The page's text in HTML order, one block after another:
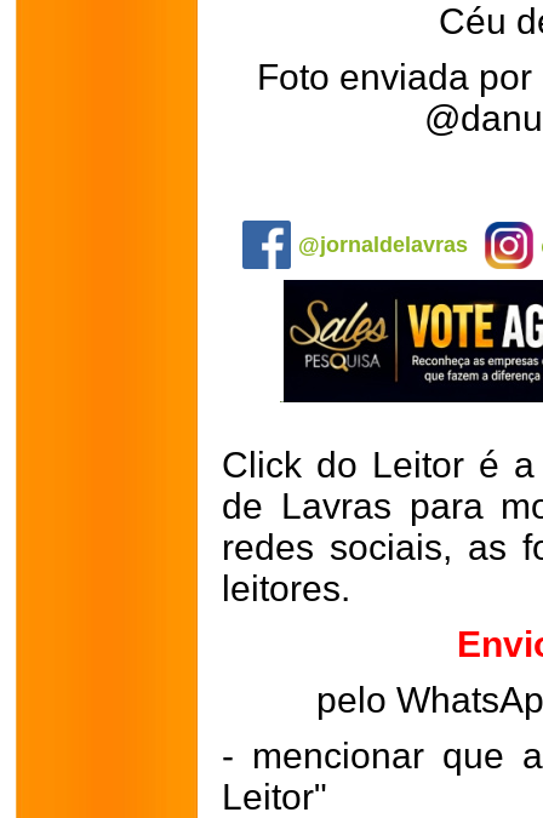
Céu
Foto enviada
@jornaldelavras
Click do Leitor é
de Lavras para
redes sociais, as
leitores.
pelo
- mencionar que
Leitor"